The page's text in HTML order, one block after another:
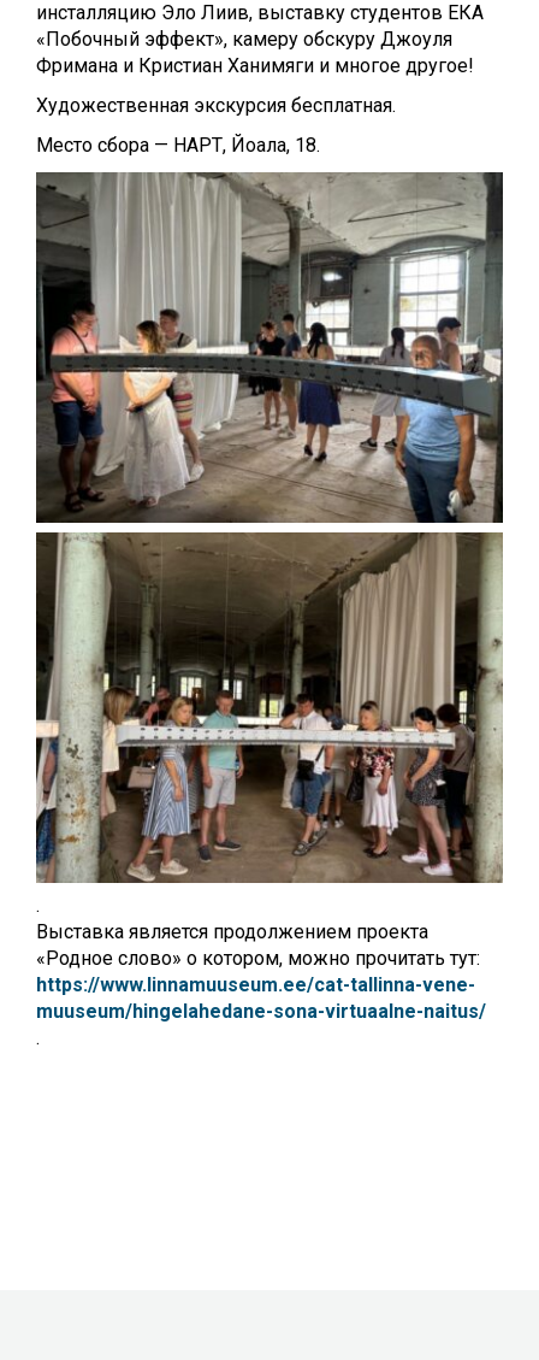
инсталляцию Эло Лиив, выставку студентов ЕКА
«Побочный эффект», камеру обскуру Джоуля
Фримана и Кристиан Ханимяги и многое другое!
Художественная экскурсия бесплатная.
Место сбора — НАРТ, Йоала, 18.
.
Выставка является продолжением проекта
«Родное слово» о котором, можно прочитать тут:
https://www.linnamuuseum.ee/cat-tallinna-vene-
muuseum/hingelahedane-sona-virtuaalne-naitus/
.